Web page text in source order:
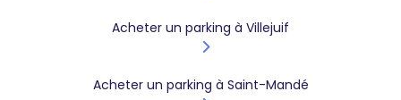
Acheter un parking à Villejuif
Acheter un parking à Saint-Mandé